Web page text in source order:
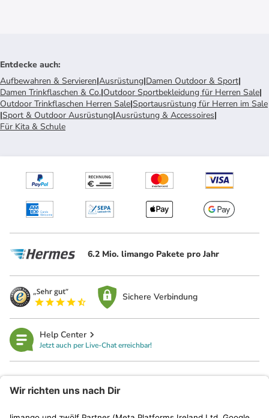
Entdecke auch:
Aufbewahren & Servieren|Ausrüstung|Damen Outdoor & Sport|
Damen Trinkflaschen & Co.|Outdoor Sportbekleidung für Herren Sale|
Outdoor Trinkflaschen Herren Sale|Sportausrüstung für Herren im Sale
|Sport & Outdoor Ausrüstung|Ausrüstung & Accessoires|
Für Kita & Schule
6.2 Mio. limango Pakete pro Jahr
Sichere Verbindung
Help Center
Jetzt auch per Live-Chat erreichbar!